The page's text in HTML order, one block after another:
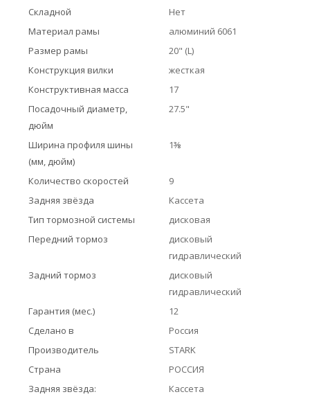
Складной
Нет
Материал рамы
алюминий 6061
Размер рамы
20" (L)
Конструкция вилки
жесткая
Конструктивная масса
17
Посадочный диаметр,
дюйм
27.5"
Ширина профиля шины
(мм, дюйм)
1⅜
Количество скоростей
9
Задняя звёзда
Кассета
Тип тормозной системы
дисковая
Передний тормоз
дисковый
гидравлический
Задний тормоз
дисковый
гидравлический
Гарантия (мес.)
12
Сделано в
Россия
Производитель
STARK
Страна
РОССИЯ
Задняя звёзда:
Кассета